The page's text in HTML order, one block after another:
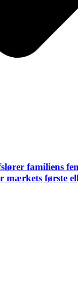
familiens
mærkets første